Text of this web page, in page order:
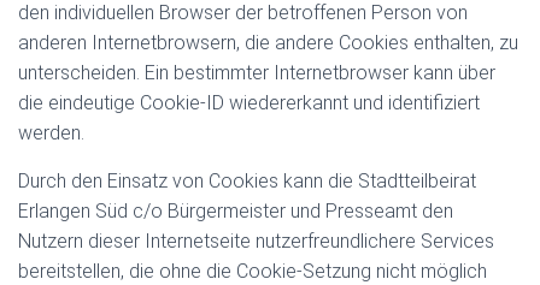
den individuellen Browser der betroffenen Person von
anderen Internetbrowsern, die andere Cookies enthalten, zu
unterscheiden. Ein bestimmter Internetbrowser kann über
die eindeutige Cookie-ID wiedererkannt und identifiziert
werden.
Durch den Einsatz von Cookies kann die Stadtteilbeirat
Erlangen Süd c/o Bürgermeister und Presseamt den
Nutzern dieser Internetseite nutzerfreundlichere Services
bereitstellen, die ohne die Cookie-Setzung nicht möglich